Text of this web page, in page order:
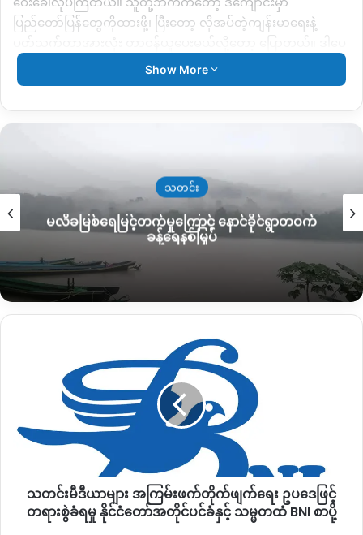
ပြည်တော်ပြန်တွေကိုထားဖို့၊ ပြီးတော့ လိုအပ်တဲ့ကျန်းမာရေးနဲ့
မယ့် ဆဒုံးဘက်မှာက သက်ဆိုင်ရာတွေဘက် ခုချိန်ထိ ဒီရောဂါနဲ့
ပတ်သက်ပြီး ဂိတ်ပိတ်တာတွေလည်း မရှိသေးဘူး။ တာဝန်ယူမူ
ဒေသခံတွေအနေနဲ့ စိုးရိမ်စရာတွေဖြစ်နေတယ်။ ပြီးတော့ ဒီမှာထား
မယ်ဆိုရင်တောင် ပိုလုံခြုံတဲ့နေရာတွေမှာထားဖို့ပေါ့။ ဒေသခံတွေ
အားလုံးနီးပါးကတော့ ကန့်ကွက်တဲ့သူတွေဘဲ အဲကြောင့် အားလုံး
လက်မှတ်ရေးထိုးထားတဲ့ ကန့်ကွက်စာကို တင်ထားပါတယ်။” ဟု
အမည်မဖော်လိုသူ ဆဒုံးဒေသခံတစ်ဦး ပြောသည်။
ကိုရိုနာဗိုင်းရပ်စ်ကာကွယ်ရေးအတွက် နေရပ်ပြန်လာသူများကို
Quarantine လုပ်ရမည်ဖြစ်သည့်အပြင် စည်ပင်ဈေးများအား
ပါဆယ်စနစ်ဖြင့်သာရောင်းချရန်စသည်တို့ကို လိုက်နာရန်
ပြည်ထောင်စုနှင့် ပြည်နယ်အစိုးရ၏ ဒေသန္တရအမိန့်အရ ညွှန်ကြား
ထားသော်လည်း ဆဒုံးမြို့တွင်မှု တစ်စုံတစ်ရာ ဆောင်ရွက်ပေးခြင်း
မရှိသေးကြောင်း ၎င်းကဆက်ပြောသည်။
“ခုချိန်ထိဘာမှ လုပ်တာမရှိသေးဘူး။ ညဆိုလည်းဈေးထဲမှာ ကြိုက်
သလိုလျှောက်သွားနေကြတယ်။ လူဝင်လူထွက်ကလည်း များမှများ
ဧည့်သည်တွေကလည်း ပိုတောင်များလာသလိုဘဲ။ ဒီမှာက ဘာမှမ
လုပ်တဲ့ချိန်ကျတော့ ဝိုင်းမော်၊ မြစ်ကြီးနားဘက်က သံသယလူနာ
Show More
သတင်း
မလိခမြစ်ရေမြင့်တက်မှုကြောင့် နောင်ခိုင်ရွာတဝက်
ခန့်ရေနစ်မြှပ်
အကြမ်းဖက်
တိုက်
ဥပဒေ
ဖြင့်
သတင်းမီဒီယာများ အကြမ်းဖက်တိုက်ဖျက်ရေး ဥပဒေဖြင့်
တရားစွဲခံရမှု နိုင်ငံတော်အတိုင်ပင်ခံနှင့် သမ္မတထံ BNI စာပို့